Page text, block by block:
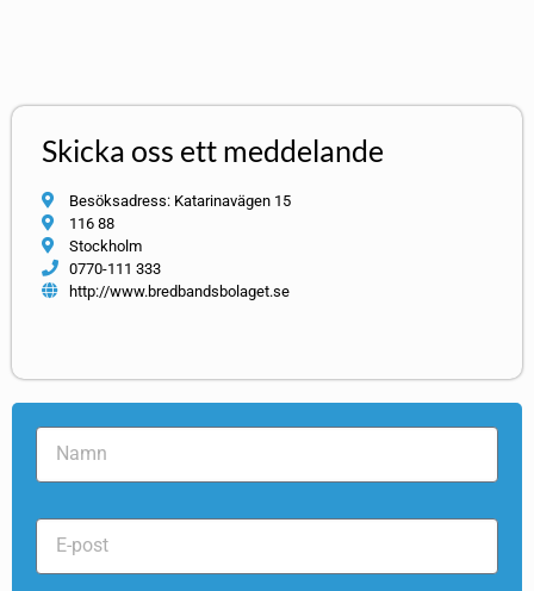
Skicka oss ett meddelande
Besöksadress: Katarinavägen 15
116 88
Stockholm
0770-111 333
http://www.bredbandsbolaget.se